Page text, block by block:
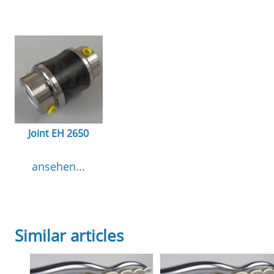
Joint EH 2650
ansehen...
Similar articles